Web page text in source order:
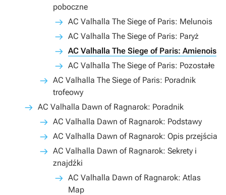
poboczne
AC Valhalla The Siege of Paris: Melunois
AC Valhalla The Siege of Paris: Paryż
AC Valhalla The Siege of Paris: Amienois
AC Valhalla The Siege of Paris: Pozostałe
AC Valhalla The Siege of Paris: Poradnik
trofeowy
AC Valhalla Dawn of Ragnarok: Poradnik
AC Valhalla Dawn of Ragnarok: Podstawy
AC Valhalla Dawn of Ragnarok: Opis przejścia
AC Valhalla Dawn of Ragnarok: Sekrety i
znajdźki
AC Valhalla Dawn of Ragnarok: Atlas
Map